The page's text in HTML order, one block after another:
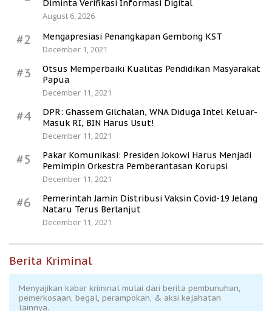
Diminta Verifikasi Informasi Digital
August 6, 2026
#2
Mengapresiasi Penangkapan Gembong KST
December 1, 2021
#3
Otsus Memperbaiki Kualitas Pendidikan Masyarakat
Papua
December 11, 2021
#4
DPR: Ghassem Gilchalan, WNA Diduga Intel Keluar-
Masuk RI, BIN Harus Usut!
December 11, 2021
#5
Pakar Komunikasi: Presiden Jokowi Harus Menjadi
Pemimpin Orkestra Pemberantasan Korupsi
December 11, 2021
#6
Pemerintah Jamin Distribusi Vaksin Covid-19 Jelang
Nataru Terus Berlanjut
December 11, 2021
Berita Kriminal
Menyajikan kabar kriminal mulai dari berita pembunuhan,
pemerkosaan, begal, perampokan, & aksi kejahatan
lainnya.